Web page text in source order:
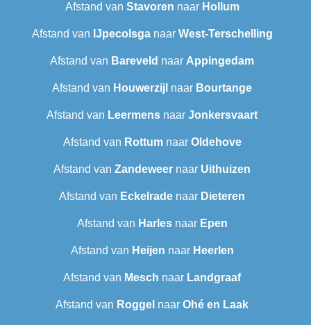
Afstand van Stavoren naar Hollum
Afstand van IJpecolsganaar West-Terschelling
Afstand van Bareveld naar Appingedam
Afstand van Houwerzijl naar Bourtange
Afstand van Leermens naar Jonkersvaart
Afstand van Rottumnaar Oldehove
Afstand van Zandeweer naar Uithuizen
Afstand van Eckelrade naar Dieteren
Afstand van Harlesnaar Epen
Afstand van Heijen naar Heerlen
Afstand van Mesch naar Landgraaf
Afstand van Roggel naar Ohé en Laak